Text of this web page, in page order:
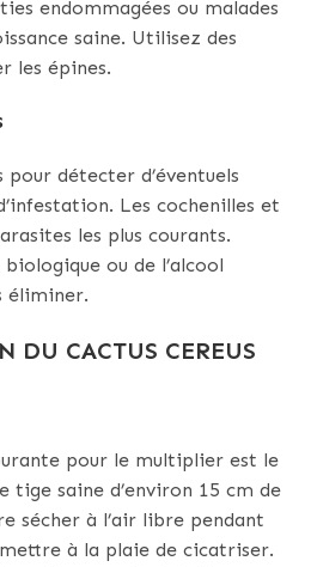
endommagées ou malades
saine. Utilisez des
les épines.
détecter d’éventuels
Les cochenilles et
les plus courants.
ou de l’alcool
éliminer.
CACTUS CEREUS
pour le multiplier est le
tige saine d’environ 15 cm de
sécher à l’air libre pendant
à la plaie de cicatriser.